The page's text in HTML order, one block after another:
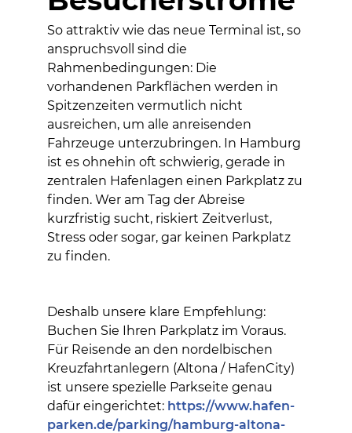
So attraktiv wie das neue Terminal ist, so
anspruchsvoll sind die
Rahmenbedingungen: Die
vorhandenen Parkflächen werden in
Spitzenzeiten vermutlich nicht
ausreichen, um alle anreisenden
Fahrzeuge unterzubringen. In Hamburg
ist es ohnehin oft schwierig, gerade in
zentralen Hafenlagen einen Parkplatz zu
finden. Wer am Tag der Abreise
kurzfristig sucht, riskiert Zeitverlust,
Stress oder sogar, gar keinen Parkplatz
zu finden.
Deshalb unsere klare Empfehlung:
Buchen Sie Ihren Parkplatz im Voraus.
Für Reisende an den nordelbischen
Kreuzfahrtanlegern (Altona / HafenCity)
ist unsere spezielle Parkseite genau
dafür eingerichtet: https://www.hafen-
parken.de/parking/hamburg-altona-